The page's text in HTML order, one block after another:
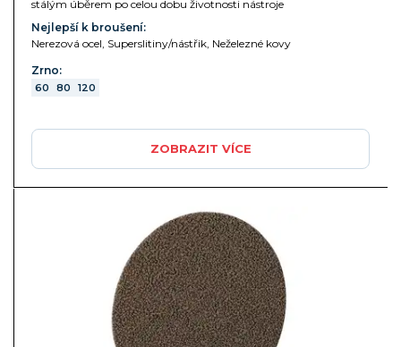
stálým úběrem po celou dobu životnosti nástroje
Nejlepší k broušení:
Nerezová ocel, Superslitiny/nástřik, Neželezné kovy
Zrno:
60 80 120
ZOBRAZIT VÍCE